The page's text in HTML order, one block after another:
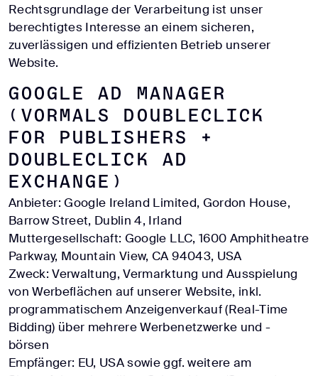
Rechtsgrundlage der Verarbeitung ist unser
berechtigtes Interesse an einem sicheren,
zuverlässigen und effizienten Betrieb unserer
Website.
Google Ad Manager
(vormals DoubleClick
for Publishers +
DoubleClick Ad
Exchange)
Anbieter: Google Ireland Limited, Gordon House,
Barrow Street, Dublin 4, Irland
Muttergesellschaft: Google LLC, 1600 Amphitheatre
Parkway, Mountain View, CA 94043, USA
Zweck: Verwaltung, Vermarktung und Ausspielung
von Werbeflächen auf unserer Website, inkl.
programmatischem Anzeigenverkauf (Real-Time
Bidding) über mehrere Werbenetzwerke und -
börsen
Empfänger: EU, USA sowie ggf. weitere am